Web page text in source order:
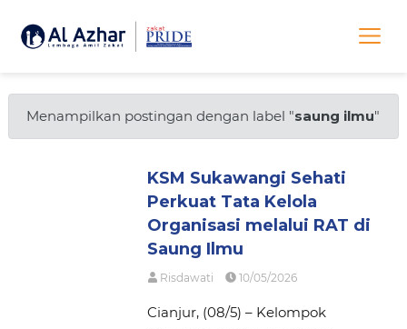
Menampilkan postingan dengan label "saung ilmu"
KSM Sukawangi Sehati
Perkuat Tata Kelola
Organisasi melalui RAT di
Saung Ilmu
Risdawati 10/05/2026
Cianjur, (08/5) – Kelompok